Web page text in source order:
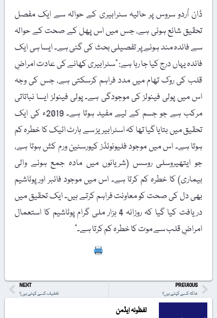
ڈان اُردو سروس پر حالیہ سٹرابیری کے حوالہ سے ایک مفصل
تحقیق شائع ہوئی ہے، جس میں اس پھل کے صحت کے حوالہ
سے فائدہ مند ہونے پر تفصیلی بحث کی گئی ہے۔ ایسا ہی ایک
فائدہ یہاں درج کیا جا رہا ہے: "سٹرابیری کھانے کی عادت امراضِ
قلب کی روک تھام میں مدد فراہم کرسکتی ہے، جس کی وجہ
اس میں پولی فینولز کی موجودگی ہے۔ پولی فینولز ایسا نباتاتی
مرکب ہے جو جسم کے لیے مفید ہوتا ہے۔ 2019ء کی ایک
تحقیق میں بتایا گیا تھا کہ اسٹرابیریز سے ہارٹ اٹیک کا خطرہ کم
ہوتا ہے۔ اس میں موجود فلیونوئڈز کیورسٹین ورم کش ہوتا ہے،
جو ایتھیروسلی روسس (شریانوں میں مادہ جمع ہونے والی
بیماری) کا خطرہ کم کرتا ہے۔ اس میں موجود فائبر اور پوٹاشیم
بھی دل کی صحت کو معاونت فراہم کرتے ہیں۔ ایک تحقیق میں
دریافت کیا گیا کہ روزانہ 4 ہزار ملی گرام پوٹاشیم کا استعمال
امراضِ قلب سے موت کا خطرہ کم کرتا ہے۔”
PREVIOUS
خاکہ کسے کہتے ہیں؟
NEXT
تخفیف کسے کہتے ہیں؟
لفظونہ ایڈمن